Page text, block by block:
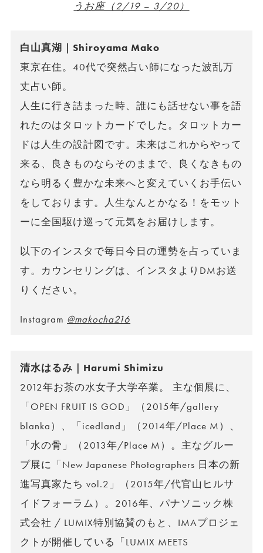
うお座（2/19 – 3/20）
白山真湖｜Shiroyama Mako
東京在住。40代で突然占い師になった波乱万
丈占い師。
人生に行き詰まった時、誰にも話せない事を語
れたのはタロットカードでした。タロットカー
ドは人生の設計図です。未来はこれからやって
来る、良きものならそのままで、良くなきもの
なら明るく豊かな未来へと変えていくお手伝い
をしております。人生なんとかなる！をモット
ーに全国駆け巡って元気をお届けします。
以下のインスタで毎日今日の運勢を占っていま
す。カウンセリングは、インスタよりDMお送
りください。
Instagram @makocha216
清水はるみ｜Harumi Shimizu
2012年お茶の水女子大学卒業。 主な個展に、
「OPEN FRUIT IS GOD」（2015年/gallery
blanka）、「icedland」（2014年/Place M）、
「水の骨」（2013年/Place M）。主なグルー
プ展に「New Japanese Photographers 日本の新
進写真家たち vol.2」（2015年/代官山ヒルサ
イドフォーラム）。2016年、パナソニック株
式会社 / LUMIX特別協賛のもと、IMAプロジェ
クトが開催している「LUMIX MEETS